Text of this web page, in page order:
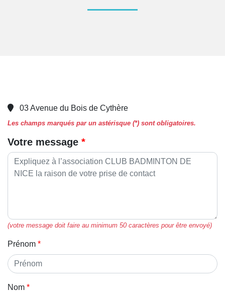
03 Avenue du Bois de Cythère
Les champs marqués par un astérisque (*) sont obligatoires.
Votre message
(votre message doit faire au minimum 50 caractères pour être envoyé)
Prénom
Nom